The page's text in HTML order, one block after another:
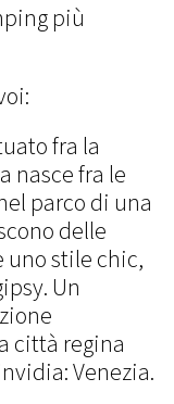
più
fra la
nasce fra le
parco di una
delle
stile chic,
Un
città regina
Venezia.